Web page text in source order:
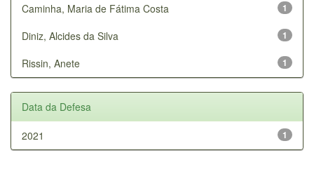
1
Caminha, Maria de Fátima Costa
1
Diniz, Alcides da Silva
1
Rissin, Anete
Data da Defesa
1
2021